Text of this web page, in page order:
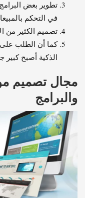
تطوير بعض البرامج
في التحكم
تصميم الكثير من
كما أن الطلب
الذكية أصبح كبير
مجال تصميم
والبرامج